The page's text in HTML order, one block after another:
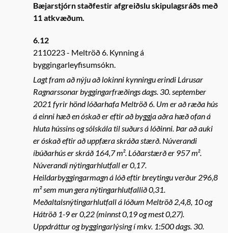
Bæjarstjórn staðfestir afgreiðslu skipulagsráðs með
11 atkvæðum.
6.12
2110223
Meltröð 6. Kynning á
byggingarleyfisumsókn.
Lagt fram að nýju að lokinni kynningu erindi Lárusar
Ragnarssonar byggingarfræðings dags. 30. september
2021 fyrir hönd lóðarhafa Meltröð 6. Um er að ræða hús
á einni hæð en óskað er eftir að byggja aðra hæð ofan á
hluta hússins og sólskála til suðurs á lóðinni. Þar að auki
er óskað eftir að uppfæra skráða stærð. Núverandi
íbúðarhús er skráð 164,7 m². Lóðarstærð er 957 m².
Núverandi nýtingarhlutfall er 0,17.
Heildarbyggingarmagn á lóð eftir breytingu verður 296,8
m² sem mun gera nýtingarhlutfallið 0,31.
Meðaltalsnýtingarhlutfall á lóðum Meltröð 2,4,8, 10 og
Hátröð 1-9 er 0,22 (minnst 0,19 og mest 0,27).
Uppdráttur og byggingarlýsing í mkv. 1:500 dags. 30.